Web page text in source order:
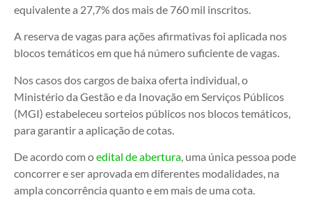
equivalente a 27,7% dos mais de 760 mil inscritos.
A reserva de vagas para ações afirmativas foi aplicada nos
blocos temáticos em que há número suficiente de vagas.
Nos casos dos cargos de baixa oferta individual, o
Ministério da Gestão e da Inovação em Serviços Públicos
(MGI) estabeleceu sorteios públicos nos blocos temáticos,
para garantir a aplicação de cotas.
De acordo com oedital de abertura, uma única pessoa pode
concorrer e ser aprovada em diferentes modalidades, na
ampla concorrência quanto e em mais de uma cota.